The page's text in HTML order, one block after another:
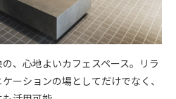
、心地よいカフェスペース。リラ
ーションの場としてだけでなく、